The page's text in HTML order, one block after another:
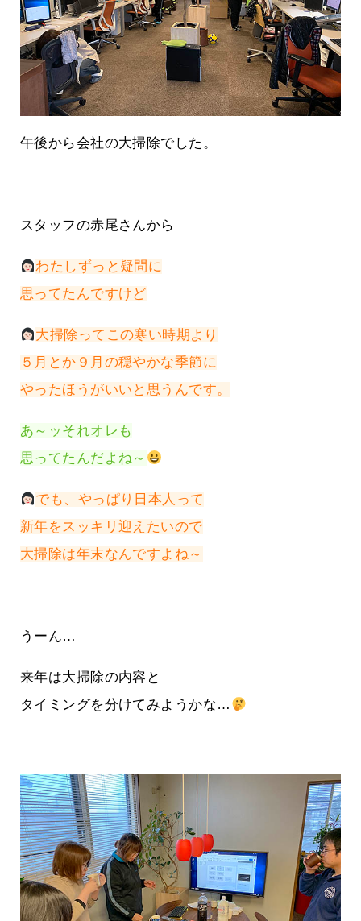
午後から会社の大掃除でした。
スタッフの赤尾さんから
わたしずっと疑問に
思ってたんですけど
大掃除ってこの寒い時期より
５月とか９月の穏やかな季節に
やったほうがいいと思うんです。
あ～ッそれオレも
思ってたんだよね～
でも、やっぱり日本人って
新年をスッキリ迎えたいので
大掃除は年末なんですよね～
うーん…
来年は大掃除の内容と
タイミングを分けてみようかな…